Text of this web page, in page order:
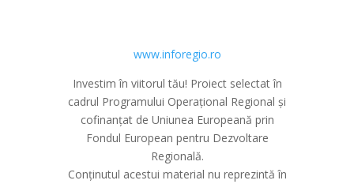
www.inforegio.ro
Investim în viitorul tău! Proiect selectat în
cadrul Programului Operațional Regional și
cofinanțat de Uniunea Europeană prin
Fondul European pentru Dezvoltare
Regională.
Conținutul acestui material nu reprezintă în